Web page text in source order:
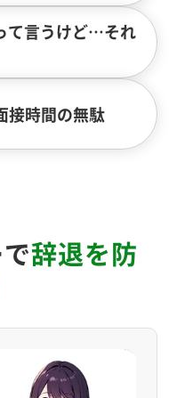
て言うけど…それ
接時間の無駄
辞退を防